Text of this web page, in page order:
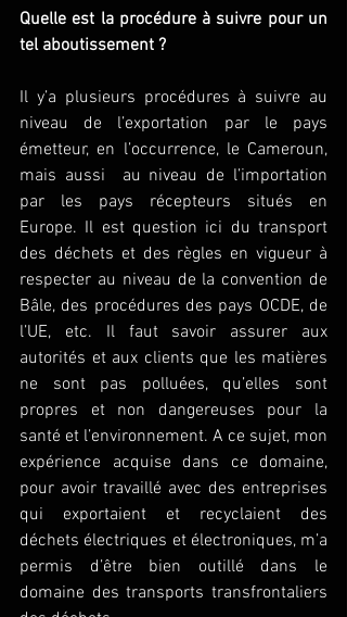
Quelle est la procédure à suivre pour un
tel aboutissement ?
Il y’a plusieurs procédures à suivre au
niveau de l’exportation par le pays
émetteur, en l’occurrence, le Cameroun,
mais aussi  au niveau de l’importation
par les pays récepteurs situés en
Europe. Il est question ici du transport
des déchets et des règles en vigueur à
respecter au niveau de la convention de
Bâle, des procédures des pays OCDE, de
l’UE, etc. Il faut savoir assurer aux
autorités et aux clients que les matières
ne sont pas polluées, qu’elles sont
propres et non dangereuses pour la
santé et l’environnement. A ce sujet, mon
expérience acquise dans ce domaine,
pour avoir travaillé avec des entreprises
qui exportaient et recyclaient des
déchets électriques et électroniques, m’a
permis d’être bien outillé dans le
domaine des transports transfrontaliers